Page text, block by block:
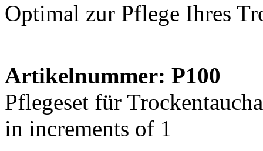
Optimal zur Pflege Ihres
Artikelnummer: P100
Pflegeset für
in increments of 1